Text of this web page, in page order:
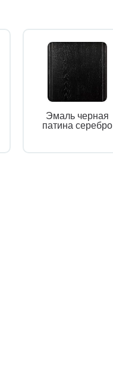
Эмаль черная
патина серебро